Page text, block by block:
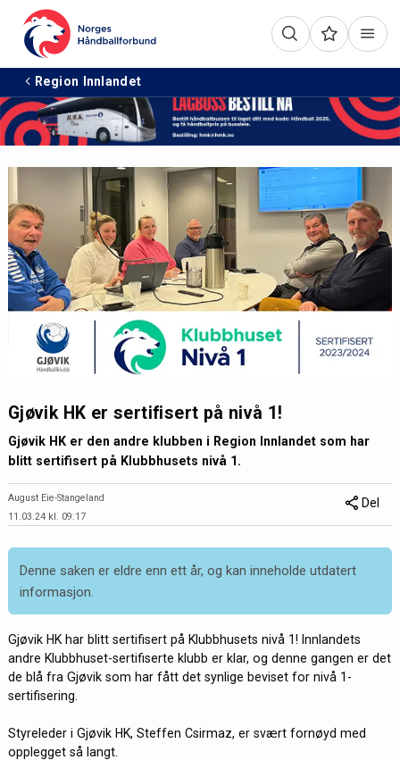
Region Innlandet
Gjøvik HK er sertifisert på nivå 1!
Gjøvik HK er den andre klubben i Region Innlandet som har
blitt sertifisert på Klubbhusets nivå 1.
August Eie-Stangeland
11.03.24 kl. 09:17
Del
Denne saken er eldre enn ett år, og kan inneholde utdatert
informasjon.
Gjøvik HK har blitt sertifisert på Klubbhusets nivå 1! Innlandets
andre Klubbhuset-sertifiserte klubb er klar, og denne gangen er det
de blå fra Gjøvik som har fått det synlige beviset for nivå 1-
sertifisering.
Styreleder i Gjøvik HK, Steffen Csirmaz, er svært fornøyd med
opplegget så langt.